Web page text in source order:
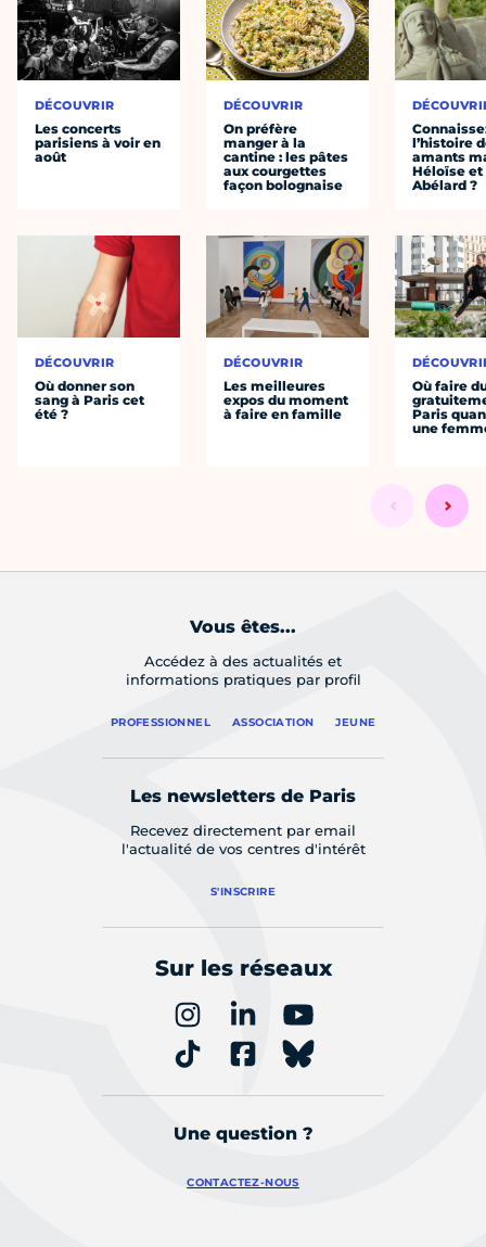
DÉCOUVRIR
Les concerts
parisiens à voir en
août
DÉCOUVRIR
Où donner son
sang à Paris cet
été ?
DÉCOUVRIR
On préfère
manger à la
cantine : les pâtes
aux courgettes
façon bolognaise
DÉCOUVRIR
Les meilleures
expos du moment
à faire en famille
l’histoire
amants
Héloïse et
Abélard ?
Où faire
Paris
une
Vous êtes...
Accédez à des actualités et
informations pratiques par profil
PROFESSIONNEL ASSOCIATION JEUNE
Les newsletters de Paris
Recevez directement par email
l'actualité de vos centres d'intérêt
S'INSCRIRE
Sur les réseaux
Une question ?
CONTACTEZ-NOUS